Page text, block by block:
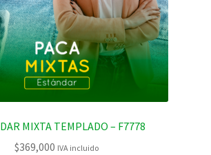
MIXTA TEMPLADO – F7778
$369,000 IVA incluido